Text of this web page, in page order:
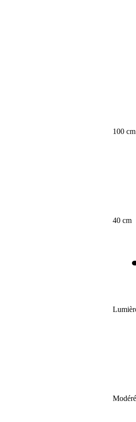
100 cm
40 cm
Modéré